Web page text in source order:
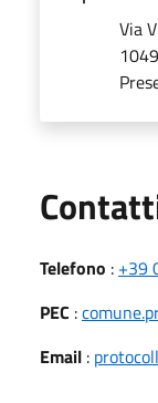
Via
Telefono : +39
PEC :
Email :